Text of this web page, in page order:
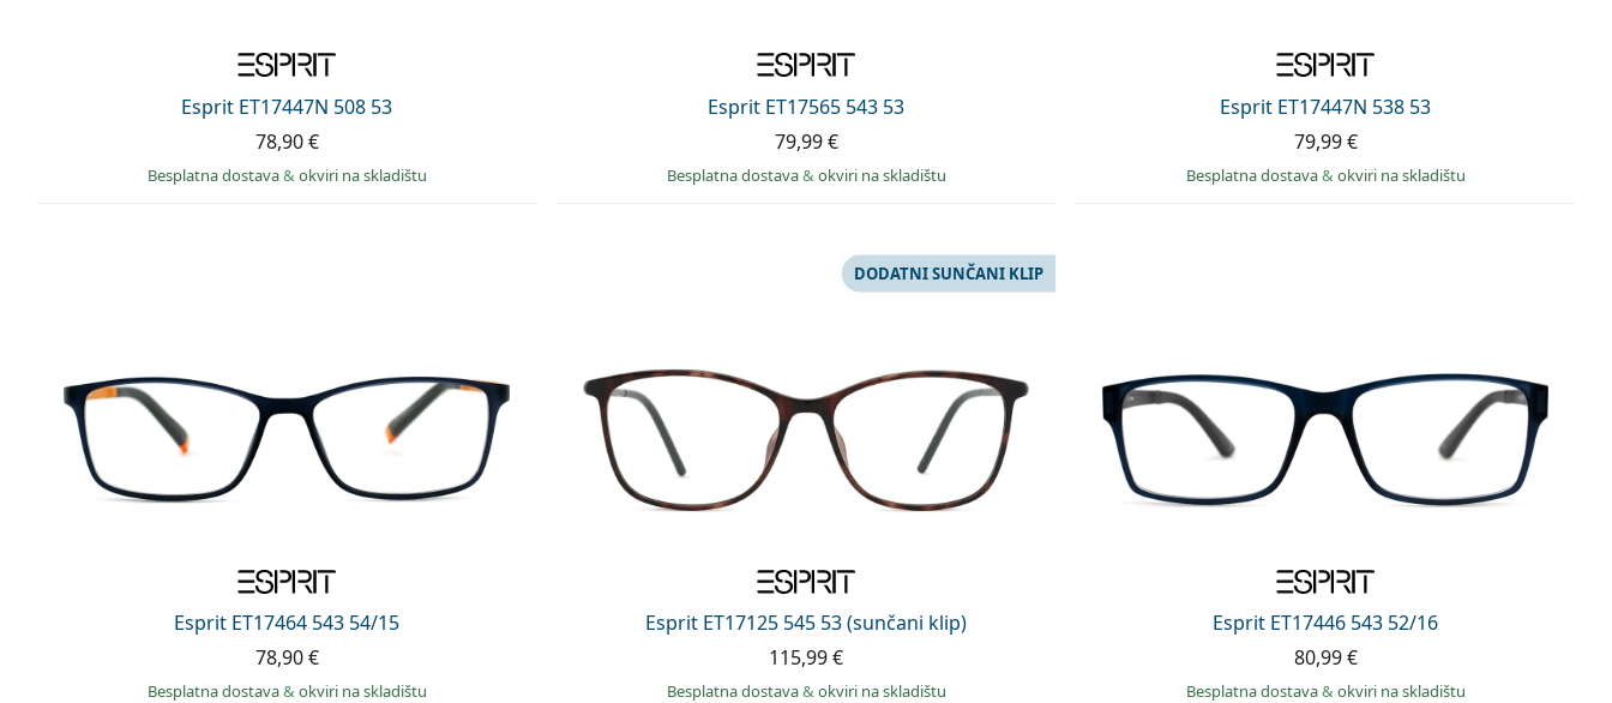
Esprit ET17447N 508 53
78,90 €
Besplatna dostava& okviri na skladištu
Esprit ET17565 543 53
79,99 €
Besplatna dostava& okviri na skladištu
Esprit ET17447N 538 53
79,99 €
Besplatna dostava& okviri na skladištu
Esprit ET17464 543 54/15
78,90 €
Besplatna dostava& okviri na skladištu
Esprit ET17125 545 53 (sunčani klip)
DODATNI SUNČANI KLIP
115,99 €
Besplatna dostava& okviri na skladištu
Esprit ET17446 543 52/16
80,99 €
Besplatna dostava& okviri na skladištu